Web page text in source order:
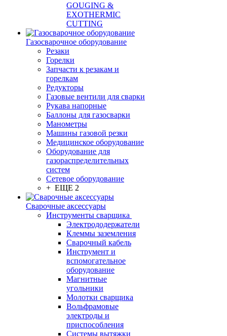
GOUGING &
EXOTHERMIC
CUTTING
Газосварочное оборудование
Резаки
Горелки
Запчасти к резакам и
горелкам
Редукторы
Газовые вентили для сварки
Рукава напорные
Баллоны для газосварки
Манометры
Машины газовой резки
Медицинское оборудование
Оборудование для
газораспределительных
систем
Сетевое оборудование
+ ЕЩЕ 2
Сварочные аксессуары
Инструменты сварщика
Электрододержатели
Клеммы заземления
Сварочный кабель
Инструмент и
вспомогательное
оборудование
Магнитные
угольники
Молотки сварщика
Вольфрамовые
электроды и
приспособления
Системы вытяжки